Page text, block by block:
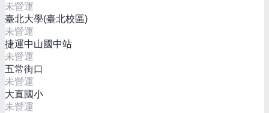
未營運
臺北大學(臺北校區)
未營運
捷運中山國中站
未營運
五常街口
未營運
大直國小
未營運